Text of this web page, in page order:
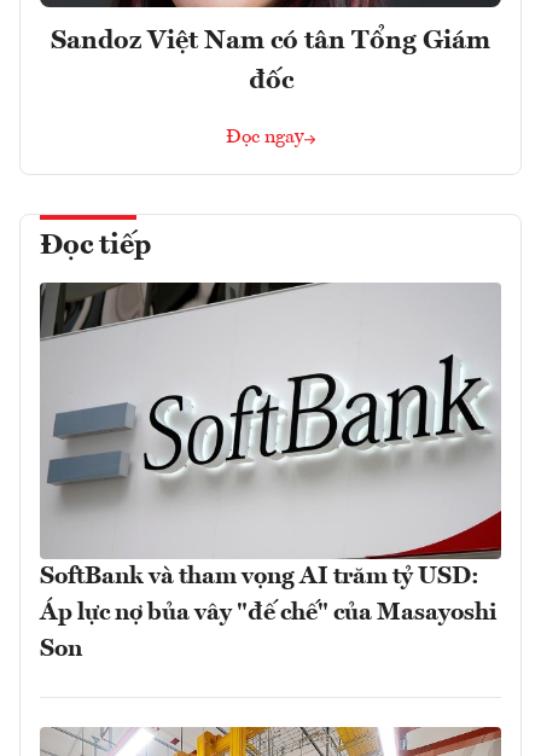
Sandoz Việt Nam có tân Tổng Giám
đốc
Đọc ngay
Đọc tiếp
SoftBank và tham vọng AI trăm tỷ USD:
Áp lực nợ bủa vây "đế chế" của Masayoshi
Son